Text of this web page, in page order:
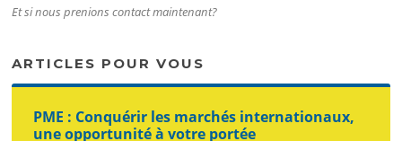
Et si nous prenions contact maintenant?
ARTICLES POUR VOUS
PME : Conquérir les marchés internationaux,
une opportunité à votre portée